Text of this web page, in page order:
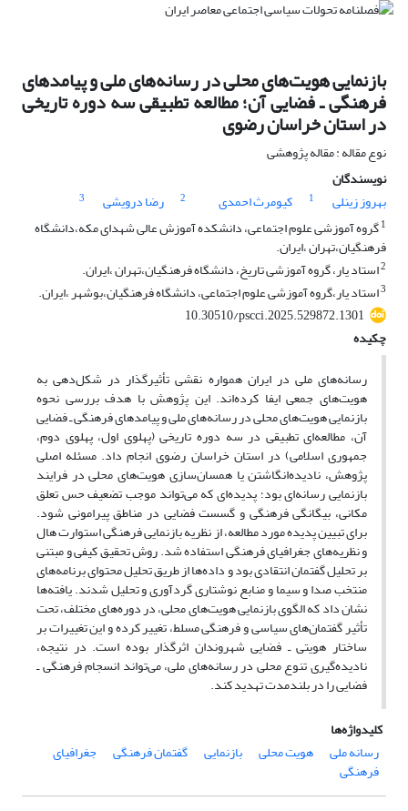
بازنمایی هویت‌های محلی در رسانه‌های ملی و پیامدهای
فرهنگی ـ فضایی آن؛ مطالعه تطبیقی سه دوره تاریخی
در استان خراسان رضوی
نوع مقاله : مقاله پژوهشی
نویسندگان
بهروز زینلی
1 کیومرث احمدی 2 رضا درویشی
3
1گروه آموزشی علوم اجتماعی، دانشکده آموزش عالی شهدای مکه،دانشگاه
فرهنگیان،تهران ،ایران.
2استاد یار، گروه آموزشی تاریخ، دانشگاه فرهنگیان،تهران ،ایران.
3استاد یار،گروه آموزشی علوم اجتماعی، دانشگاه فرهنگیان،بوشهر ،ایران.
10.30510/pscci.2025.529872.1301
چکیده
رسانه‌های ملی در ایران همواره نقشی تأثیرگذار در شکل‌دهی به
هویت‌های جمعی ایفا کرده‌اند. این پژوهش با هدف بررسی نحوه
بازنمایی هویت‌های محلی در رسانه‌های ملی و پیامدهای فرهنگی ـ فضایی
آن، مطالعه‌ای تطبیقی در سه دوره تاریخی (پهلوی اول، پهلوی دوم،
جمهوری اسلامی) در استان خراسان رضوی انجام داد. مسئله اصلی
پژوهش، نادیده‌انگاشتن یا همسان‌سازی هویت‌های محلی در فرایند
بازنمایی رسانه‌ای بود؛ پدیده‌ای که می‌تواند موجب تضعیف حس تعلق
مکانی، بیگانگی فرهنگی و گسست فضایی در مناطق پیرامونی شود.
برای تبیین پدیده مورد مطالعه، از نظریه بازنمایی فرهنگی استوارت هال
و نظریه‌های جغرافیای فرهنگی استفاده شد. روش تحقیق کیفی و مبتنی
بر تحلیل گفتمان انتقادی بود و داده‌ها از طریق تحلیل محتوای برنامه‌های
منتخب صدا و سیما و منابع نوشتاری گردآوری و تحلیل شدند. یافته‌ها
نشان داد که الگوی بازنمایی هویت‌های محلی، در دوره‌های مختلف، تحت
تأثیر گفتمان‌های سیاسی و فرهنگی مسلط، تغییر کرده و این تغییرات بر
ساختار هویتی ـ فضایی شهروندان اثرگذار بوده است. در نتیجه،
نادیده‌گیری تنوع محلی در رسانه‌های ملی، می‌تواند انسجام فرهنگی ـ
فضایی را در بلندمدت تهدید کند.
کلیدواژه‌ها
رسانه ملی
هویت محلی بازنمایی گفتمان فرهنگی جغرافیای
فرهنگی